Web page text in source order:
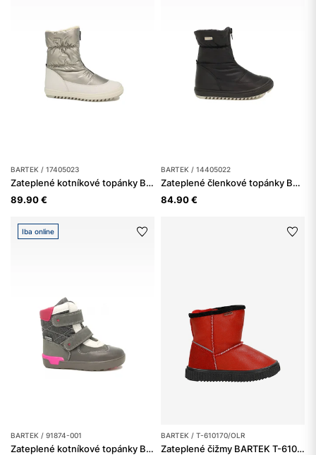
BARTEK / 17405023
Zateplené kotníkové topánky BARTEK 17405023, pre dievčatá, strieborno-biele
89.90 €
BARTEK / 14405022
Zateplené členkové topánky BARTEK 14405022, pre dievčatá, čierne
84.90 €
Iba online
BARTEK / 91874-001
Zateplené kotníkové topánky BARTEK 91874-001, pre dievčatá, sivé
BARTEK / T-610170/OLR
Zateplené čižmy BARTEK T-610170/OLR, pre dievčatá, červené